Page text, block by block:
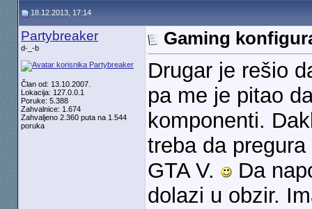
18.12.2013, 17:14
Partybreaker
d-_-b
Član od: 13.10.2007.
Lokacija: 127.0.0.1
Poruke: 5.388
Zahvalnice: 1.674
Zahvaljeno 2.360 puta na 1.544
poruka
Gaming
Drugar je rešio
pa me je pitao
komponenti.
treba da
GTA V.
Da
dolazi u obzir.